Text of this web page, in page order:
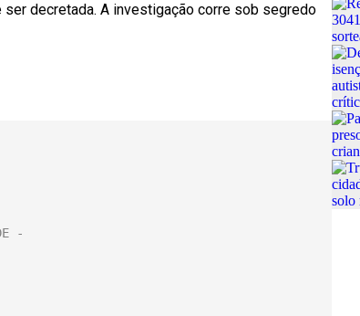
decretada. A investigação corre sob segredo